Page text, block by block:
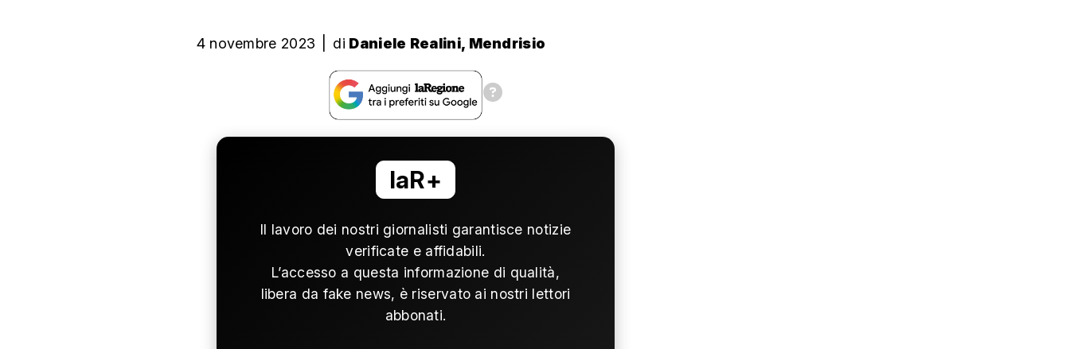
4 novembre 2023 di Daniele Realini, Mendrisio
laR+
Il lavoro dei nostri giornalisti garantisce notizie
verificate e affidabili.
L’accesso a questa informazione di qualità,
libera da fake news, è riservato ai nostri lettori
abbonati.